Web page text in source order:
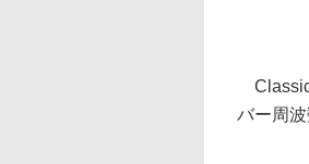
Classic
バー周